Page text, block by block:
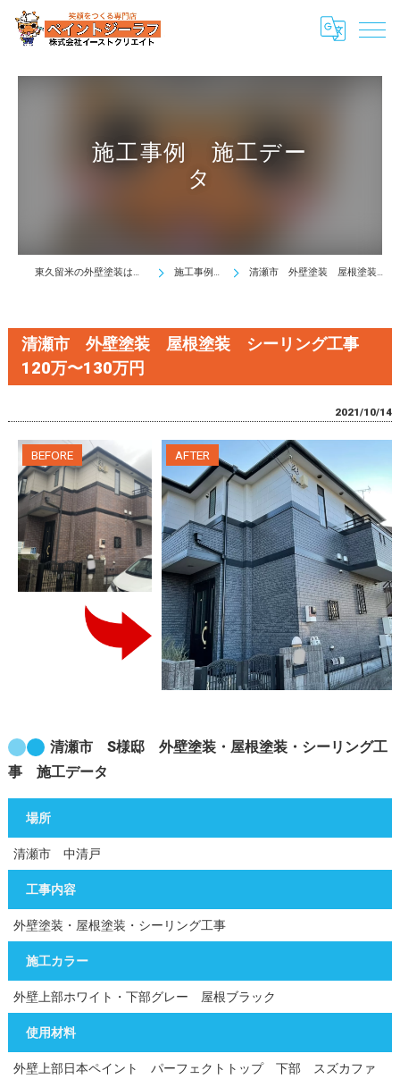
施工事例 施工デー
タ
東久留米の外壁塗装は株式会社イーストクリエイト 施工事例 施工データ 清瀬市 外壁塗装 屋根塗装 シーリング工事 120万〜130万円
清瀬市 外壁塗装 屋根塗装 シーリング工事
120万〜130万円
2021/10/14
清瀬市 S様邸 外壁塗装・屋根塗装・シーリング工
事 施工データ
場所
清瀬市 中清戸
工事内容
外壁塗装・屋根塗装・シーリング工事
施工カラー
外壁上部ホワイト・下部グレー 屋根ブラック
使用材料
外壁上部日本ペイント パーフェクトトップ 下部 スズカファ